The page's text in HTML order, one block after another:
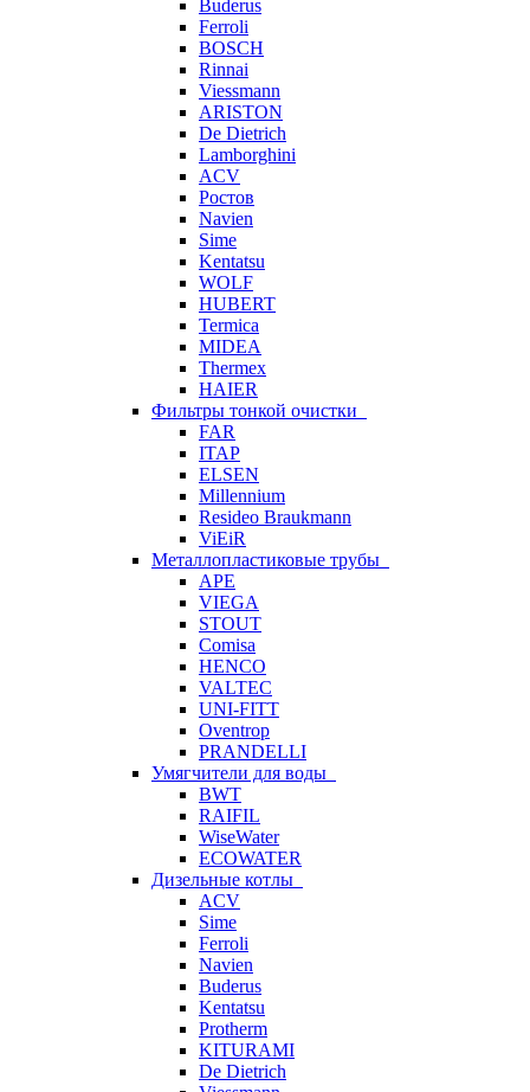
Buderus
Ferroli
BOSCH
Rinnai
Viessmann
ARISTON
De Dietrich
Lamborghini
ACV
Ростов
Navien
Sime
Kentatsu
WOLF
HUBERT
Termica
MIDEA
Thermex
HAIER
Фильтры тонкой очистки
FAR
ITAP
ELSEN
Millennium
Resideo Braukmann
ViEiR
Металлопластиковые трубы
APE
VIEGA
STOUT
Comisa
HENCO
VALTEC
UNI-FITT
Oventrop
PRANDELLI
Умягчители для воды
BWT
RAIFIL
WiseWater
ECOWATER
Дизельные котлы
ACV
Sime
Ferroli
Navien
Buderus
Kentatsu
Protherm
KITURAMI
De Dietrich